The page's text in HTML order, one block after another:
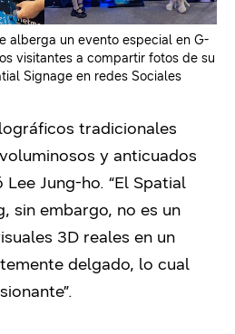
alberga un evento especial en G-
visitantes a compartir fotos de su
Signage en redes Sociales
tradicionales
y anticuados
Lee Jung-ho. “El Spatial
sin embargo, no es un
3D reales en un
delgado, lo cual